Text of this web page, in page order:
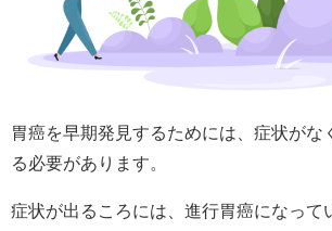
胃癌を早期発見するためには、症状がな
る必要があります。
症状が出るころには、進行胃癌になって